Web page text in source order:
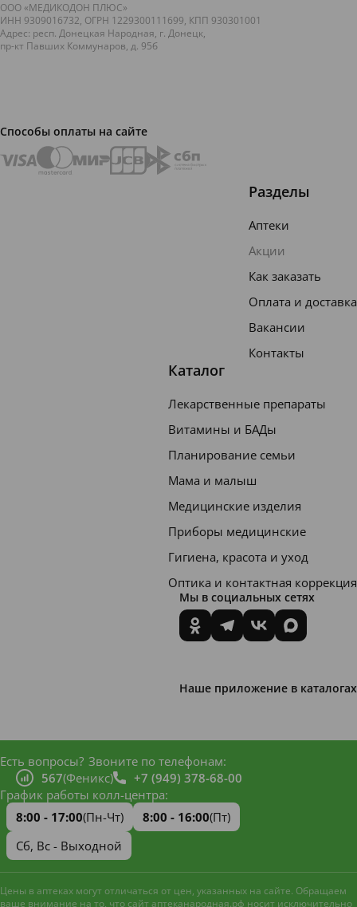
ООО «МЕДИКОДОН ПЛЮС»
ИНН 9309016732, ОГРН 1229300111699, КПП 930301001
Адрес: респ. Донецкая Народная, г. Донецк,
пр-кт Павших Коммунаров, д. 95б
Способы оплаты на сайте
Разделы
Аптеки
Акции
Как заказать
Оплата и доставка
Вакансии
Контакты
Каталог
Лекарственные препараты
Витамины и БАДы
Планирование семьи
Мама и малыш
Медицинские изделия
Приборы медицинские
Гигиена, красота и уход
Оптика и контактная коррекция
Мы в социальных сетях
Наше приложение в каталогах
Есть вопросы? Звоните по телефонам:
567(Феникс)
+7 (949) 378-68-00
График работы колл-центра:
8:00 - 17:00(Пн-Чт) 8:00 - 16:00(Пт)
Сб, Вс - Выходной
Цены в аптеках могут отличаться от цен, указанных на сайте. Обращаем
ваше внимание на то, что сайт аптеканародная.рф носит исключительно